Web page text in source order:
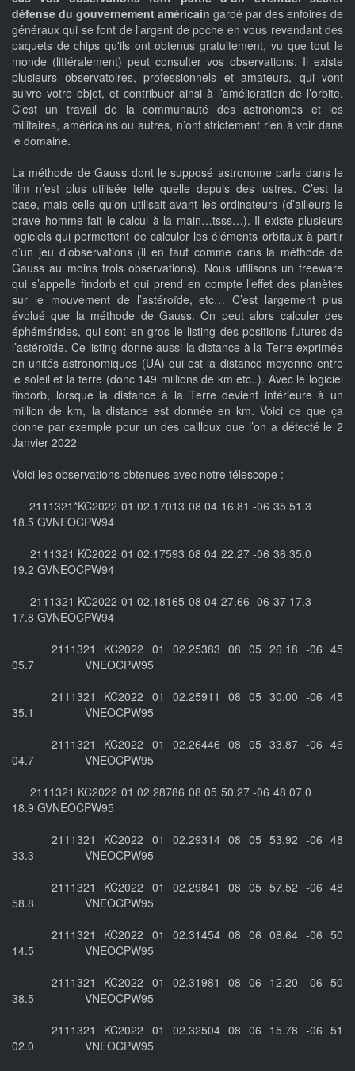
défense du gouvernement américain gardé par des enfoirés de
généraux qui se font de l'argent de poche en vous revendant des
paquets de chips qu'ils ont obtenus gratuitement, vu que tout le
monde (littéralement) peut consulter vos observations. Il existe
plusieurs observatoires, professionnels et amateurs, qui vont
suivre votre objet, et contribuer ainsi à l’amélioration de l’orbite.
C’est un travail de la communauté des astronomes et les
militaires, américains ou autres, n’ont strictement rien à voir dans
le domaine.
La méthode de Gauss dont le supposé astronome parle dans le
film n’est plus utilisée telle quelle depuis des lustres. C’est la
base, mais celle qu’on utilisait avant les ordinateurs (d’ailleurs le
brave homme fait le calcul à la main…tsss…). Il existe plusieurs
logiciels qui permettent de calculer les éléments orbitaux à partir
d’un jeu d’observations (il en faut comme dans la méthode de
Gauss au moins trois observations). Nous utilisons un freeware
qui s’appelle findorb et qui prend en compte l’effet des planètes
sur le mouvement de l’astéroïde, etc… C’est largement plus
évolué que la méthode de Gauss. On peut alors calculer des
éphémérides, qui sont en gros le listing des positions futures de
l’astéroïde. Ce listing donne aussi la distance à la Terre exprimée
en unités astronomiques (UA) qui est la distance moyenne entre
le soleil et la terre (donc 149 millions de km etc..). Avec le logiciel
findorb, lorsque la distance à la Terre devient inférieure à un
million de km, la distance est donnée en km. Voici ce que ça
donne par exemple pour un des cailloux que l’on a détecté le 2
Janvier 2022
Voici les observations obtenues avec notre télescope :
2111321*KC2022 01 02.17013 08 04 16.81 -06 35 51.3
18.5 GVNEOCPW94
2111321 KC2022 01 02.17593 08 04 22.27 -06 36 35.0
19.2 GVNEOCPW94
2111321 KC2022 01 02.18165 08 04 27.66 -06 37 17.3
17.8 GVNEOCPW94
2111321 KC2022 01 02.25383 08 05 26.18 -06 45
05.7 VNEOCPW95
2111321 KC2022 01 02.25911 08 05 30.00 -06 45
35.1 VNEOCPW95
2111321 KC2022 01 02.26446 08 05 33.87 -06 46
04.7 VNEOCPW95
2111321 KC2022 01 02.28786 08 05 50.27 -06 48 07.0
18.9 GVNEOCPW95
2111321 KC2022 01 02.29314 08 05 53.92 -06 48
33.3 VNEOCPW95
2111321 KC2022 01 02.29841 08 05 57.52 -06 48
58.8 VNEOCPW95
2111321 KC2022 01 02.31454 08 06 08.64 -06 50
14.5 VNEOCPW95
2111321 KC2022 01 02.31981 08 06 12.20 -06 50
38.5 VNEOCPW95
2111321 KC2022 01 02.32504 08 06 15.78 -06 51
02.0 VNEOCPW95